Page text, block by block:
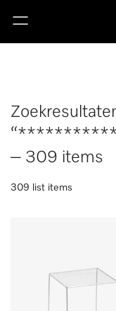
– 309 items
309 list items